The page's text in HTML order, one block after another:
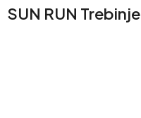
SUN RUN Trebinje